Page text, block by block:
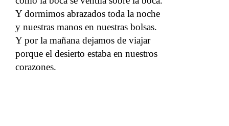
Y dormimos abrazados toda la noche
y nuestras manos en nuestras bolsas.
Y por la mañana dejamos de viajar
porque el desierto estaba en nuestros
corazones.